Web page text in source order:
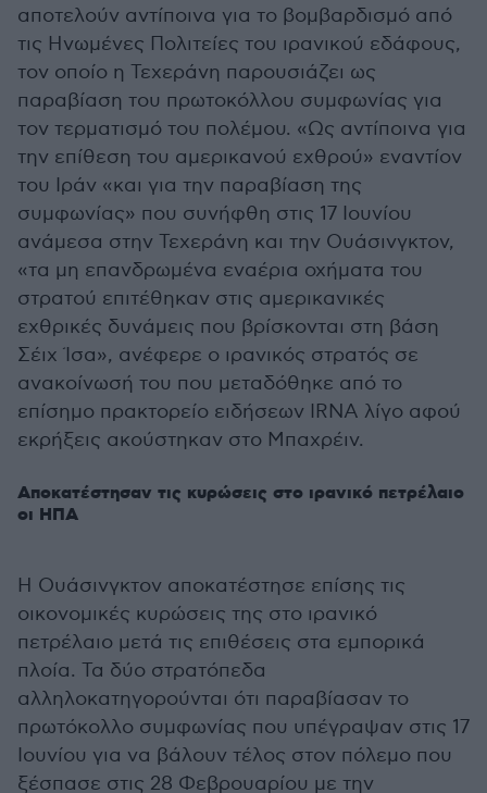
αποτελούν αντίποινα για το βομβαρδισμό από
τις Ηνωμένες Πολιτείες του ιρανικού εδάφους,
τον οποίο η Τεχεράνη παρουσιάζει ως
παραβίαση του πρωτοκόλλου συμφωνίας για
τον τερματισμό του πολέμου. «Ως αντίποινα για
την επίθεση του αμερικανού εχθρού» εναντίον
του Ιράν «και για την παραβίαση της
συμφωνίας» που συνήφθη στις 17 Ιουνίου
ανάμεσα στην Τεχεράνη και την Ουάσινγκτον,
«τα μη επανδρωμένα εναέρια οχήματα του
στρατού επιτέθηκαν στις αμερικανικές
εχθρικές δυνάμεις που βρίσκονται στη βάση
Σέιχ Ίσα», ανέφερε ο ιρανικός στρατός σε
ανακοίνωσή του που μεταδόθηκε από το
επίσημο πρακτορείο ειδήσεων IRNA λίγο αφού
εκρήξεις ακούστηκαν στο Μπαχρέιν.
Αποκατέστησαν τις κυρώσεις στο ιρανικό πετρέλαιο
οι ΗΠΑ
Η Ουάσινγκτον αποκατέστησε επίσης τις
οικονομικές κυρώσεις της στο ιρανικό
πετρέλαιο μετά τις επιθέσεις στα εμπορικά
πλοία. Τα δύο στρατόπεδα
αλληλοκατηγορούνται ότι παραβίασαν το
πρωτόκολλο συμφωνίας που υπέγραψαν στις 17
Ιουνίου για να βάλουν τέλος στον πόλεμο που
ξέσπασε στις 28 Φεβρουαρίου με την